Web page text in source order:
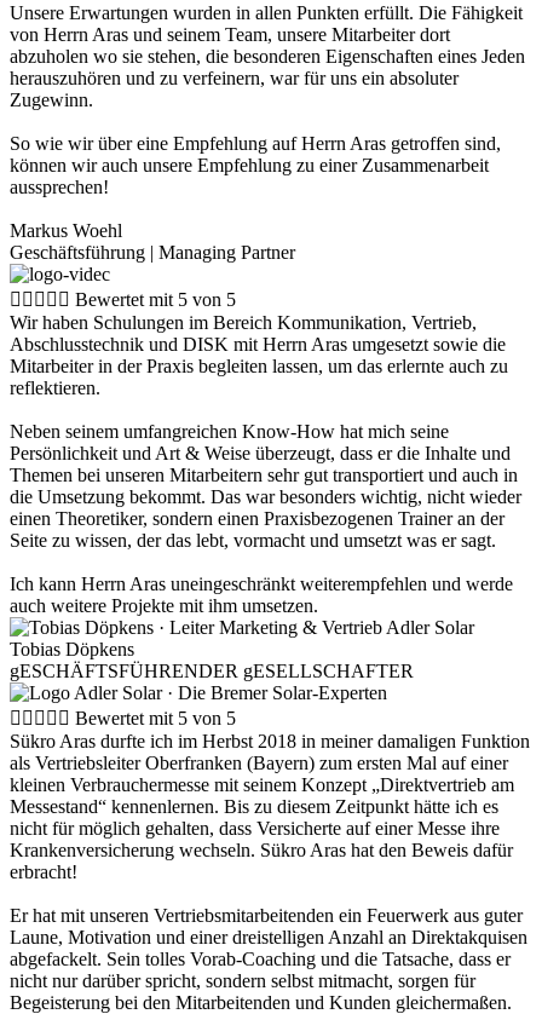
Unsere Erwartungen wurden in allen Punkten erfüllt. Die Fähigkeit
von Herrn Aras und seinem Team, unsere Mitarbeiter dort
abzuholen wo sie stehen, die besonderen Eigenschaften eines Jeden
herauszuhören und zu verfeinern, war für uns ein absoluter
Zugewinn.
So wie wir über eine Empfehlung auf Herrn Aras getroffen sind,
können wir auch unsere Empfehlung zu einer Zusammenarbeit
aussprechen!
Markus Woehl
Geschäftsführung | Managing Partner
     Bewertet mit 5 von 5
Wir haben Schulungen im Bereich Kommunikation, Vertrieb,
Abschlusstechnik und DISK mit Herrn Aras umgesetzt sowie die
Mitarbeiter in der Praxis begleiten lassen, um das erlernte auch zu
reflektieren.
Neben seinem umfangreichen Know-How hat mich seine
Persönlichkeit und Art & Weise überzeugt, dass er die Inhalte und
Themen bei unseren Mitarbeitern sehr gut transportiert und auch in
die Umsetzung bekommt. Das war besonders wichtig, nicht wieder
einen Theoretiker, sondern einen Praxisbezogenen Trainer an der
Seite zu wissen, der das lebt, vormacht und umsetzt was er sagt.
Ich kann Herrn Aras uneingeschränkt weiterempfehlen und werde
auch weitere Projekte mit ihm umsetzen.
Tobias Döpkens
gESCHÄFTSFÜHRENDER gESELLSCHAFTER
     Bewertet mit 5 von 5
Sükro Aras durfte ich im Herbst 2018 in meiner damaligen Funktion
als Vertriebsleiter Oberfranken (Bayern) zum ersten Mal auf einer
kleinen Verbrauchermesse mit seinem Konzept „Direktvertrieb am
Messestand“ kennenlernen. Bis zu diesem Zeitpunkt hätte ich es
nicht für möglich gehalten, dass Versicherte auf einer Messe ihre
Krankenversicherung wechseln. Sükro Aras hat den Beweis dafür
erbracht!
Er hat mit unseren Vertriebsmitarbeitenden ein Feuerwerk aus guter
Laune, Motivation und einer dreistelligen Anzahl an Direktakquisen
abgefackelt. Sein tolles Vorab-Coaching und die Tatsache, dass er
nicht nur darüber spricht, sondern selbst mitmacht, sorgen für
Begeisterung bei den Mitarbeitenden und Kunden gleichermaßen.